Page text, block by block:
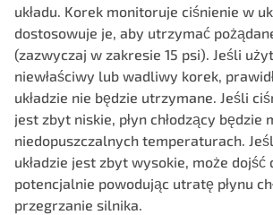
układu. Korek monitoruje ciśnienie w
dostosowuje je, aby utrzymać
(zazwyczaj w zakresie 15 psi). Jeśli
niewłaściwy lub wadliwy korek,
układzie nie będzie utrzymane. Jeśli
jest zbyt niskie, płyn chłodzący będzie
niedopuszczalnych temperaturach.
układzie jest zbyt wysokie, może dojść
potencjalnie powodując utratę płynu
przegrzanie silnika.